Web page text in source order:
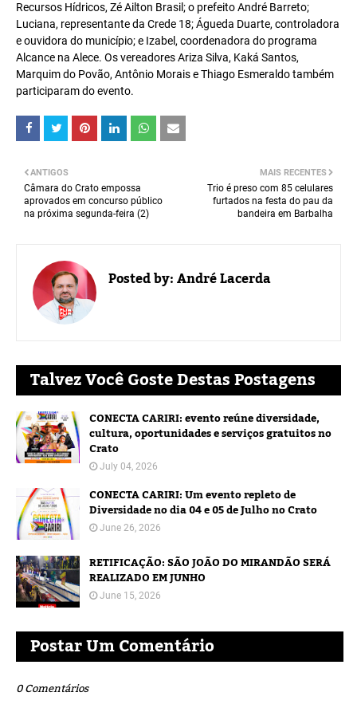
Recursos Hídricos, Zé Ailton Brasil; o prefeito André Barreto;
Luciana, representante da Crede 18; Águeda Duarte, controladora
e ouvidora do município; e Izabel, coordenadora do programa
Alcance na Alece. Os vereadores Ariza Silva, Kaká Santos,
Marquim do Povão, Antônio Morais e Thiago Esmeraldo também
participaram do evento.
MAIS RECENTES
Trio é preso com 85 celulares
furtados na festa do pau da
bandeira em Barbalha
ANTIGOS
Câmara do Crato empossa
aprovados em concurso público
na próxima segunda-feira (2)
Posted by:André Lacerda
Talvez Você Goste Destas Postagens
CONECTA CARIRI: evento reúne diversidade,
cultura, oportunidades e serviços gratuitos no
Crato
July 04, 2026
CONECTA CARIRI: Um evento repleto de
Diversidade no dia 04 e 05 de Julho no Crato
June 26, 2026
RETIFICAÇÃO: SÃO JOÃO DO MIRANDÃO SERÁ
REALIZADO EM JUNHO
June 15, 2026
Postar Um Comentário
0 Comentários